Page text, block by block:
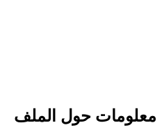
معلومات حول الملف